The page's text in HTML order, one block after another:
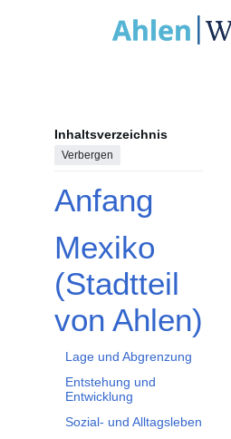
Hauptmenü
Inhaltsverzeichnis
Verbergen
Anfang
Mexiko
(Stadtteil
von Ahlen)
Unterabschnitt Mexiko (Stadtteil von
Lage und Abgrenzung
Entstehung und
Entwicklung
Sozial- und Alltagsleben